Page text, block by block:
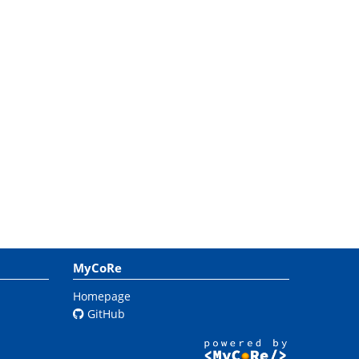
MyCoRe
Homepage
GitHub